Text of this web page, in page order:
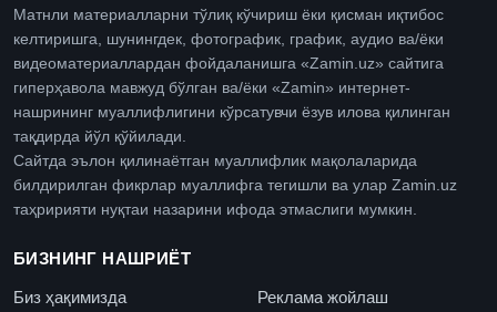
Матнли материалларни тўлиқ кўчириш ёки қисман иқтибос
келтиришга, шунингдек, фотографик, график, аудио ва/ёки
видеоматериаллардан фойдаланишга «Zamin.uz» сайтига
гиперҳавола мавжуд бўлган ва/ёки «Zamin» интернет-
нашрининг муаллифлигини кўрсатувчи ёзув илова қилинган
тақдирда йўл қўйилади.
Сайтда эълон қилинаётган муаллифлик мақолаларида
билдирилган фикрлар муаллифга тегишли ва улар Zamin.uz
таҳририяти нуқтаи назарини ифода этмаслиги мумкин.
БИЗНИНГ НАШРИЁТ
Биз ҳақимизда Реклама жойлаш